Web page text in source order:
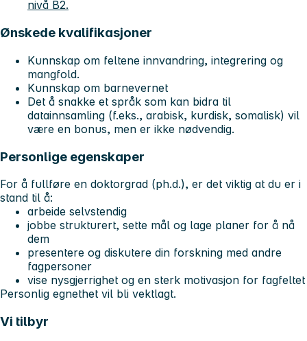
nivå B2.
Ønskede kvalifikasjoner
Kunnskap om feltene innvandring, integrering og
mangfold.
Kunnskap om barnevernet
Det å snakke et språk som kan bidra til
datainnsamling (f.eks., arabisk, kurdisk, somalisk) vil
være en bonus, men er ikke nødvendig.
Personlige egenskaper
For å fullføre en doktorgrad (ph.d.), er det viktig at du er i
stand til å:
arbeide selvstendig
jobbe strukturert, sette mål og lage planer for å nå
dem
presentere og diskutere din forskning med andre
fagpersoner
vise nysgjerrighet og en sterk motivasjon for fagfeltet
Personlig egnethet vil bli vektlagt.
Vi tilbyr